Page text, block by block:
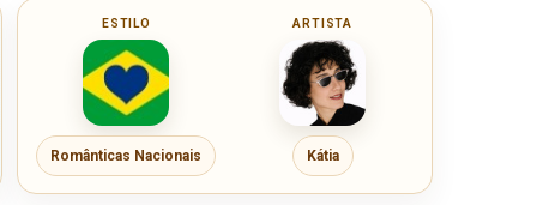
ESTILO
Românticas Nacionais
ARTISTA
Kátia